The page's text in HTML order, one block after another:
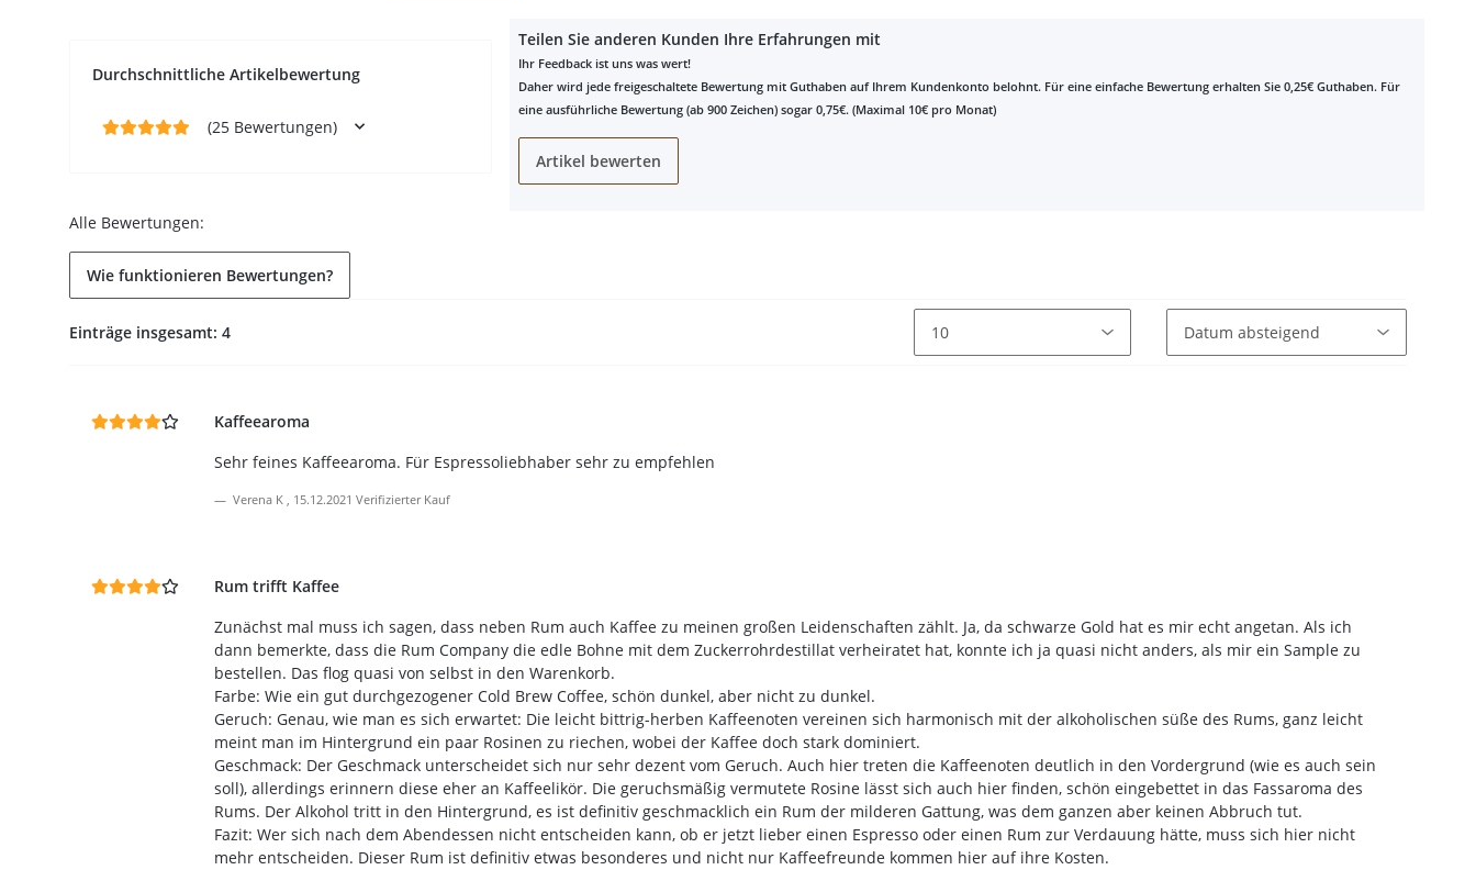
Durchschnittliche Artikelbewertung
(25 Bewertungen)
Teilen Sie anderen Kunden Ihre Erfahrungen mit
Ihr Feedback ist uns was wert!
Daher wird jede freigeschaltete Bewertung mit Guthaben auf Ihrem Kundenkonto belohnt. Für eine einfache Bewertung erhalten Sie 0,25€ Guthaben. Für
eine ausführliche Bewertung (ab 900 Zeichen) sogar 0,75€. (Maximal 10€ pro Monat)
Artikel bewerten
Alle Bewertungen:
Wie funktionieren Bewertungen?
Einträge insgesamt: 4
Kaffeearoma
Sehr feines Kaffeearoma. Für Espressoliebhaber sehr zu empfehlen
Verena K , 15.12.2021 Verifizierter Kauf
Rum trifft Kaffee
Zunächst mal muss ich sagen, dass neben Rum auch Kaffee zu meinen großen Leidenschaften zählt. Ja, da schwarze Gold hat es mir echt angetan. Als ich
dann bemerkte, dass die Rum Company die edle Bohne mit dem Zuckerrohrdestillat verheiratet hat, konnte ich ja quasi nicht anders, als mir ein Sample zu
bestellen. Das flog quasi von selbst in den Warenkorb.
Farbe: Wie ein gut durchgezogener Cold Brew Coffee, schön dunkel, aber nicht zu dunkel.
Geruch: Genau, wie man es sich erwartet: Die leicht bittrig-herben Kaffeenoten vereinen sich harmonisch mit der alkoholischen süße des Rums, ganz leicht
meint man im Hintergrund ein paar Rosinen zu riechen, wobei der Kaffee doch stark dominiert.
Geschmack: Der Geschmack unterscheidet sich nur sehr dezent vom Geruch. Auch hier treten die Kaffeenoten deutlich in den Vordergrund (wie es auch sein
soll), allerdings erinnern diese eher an Kaffeelikör. Die geruchsmäßig vermutete Rosine lässt sich auch hier finden, schön eingebettet in das Fassaroma des
Rums. Der Alkohol tritt in den Hintergrund, es ist definitiv geschmacklich ein Rum der milderen Gattung, was dem ganzen aber keinen Abbruch tut.
Fazit: Wer sich nach dem Abendessen nicht entscheiden kann, ob er jetzt lieber einen Espresso oder einen Rum zur Verdauung hätte, muss sich hier nicht
mehr entscheiden. Dieser Rum ist definitiv etwas besonderes und nicht nur Kaffeefreunde kommen hier auf ihre Kosten.